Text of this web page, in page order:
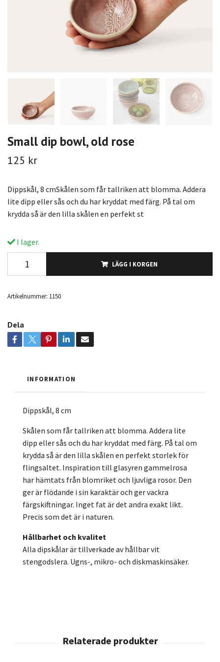
Small dip bowl, old rose
125 kr
Dippskål, 8 cmSkålen som får tallriken att blomma. Addera
lite dipp eller sås och du har kryddat med färg. På tal om
krydda så är den lilla skålen en perfekt st
I lager.
LÄGG I KORGEN
Artikelnummer: 1150
Dela
INFORMATION
Dippskål, 8 cm
Skålen som får tallriken att blomma. Addera lite
dipp eller sås och du har kryddat med färg. På tal om
krydda så är den lilla skålen en perfekt storlek för
flingsaltet. Inspiration till glasyren gammelrosa
har hämtats från blomriket och ljuvliga rosor. Den
ger är flödande i sin karaktär och ger vackra
färgskiftningar. Inget fat är det andra exakt likt.
Precis som det är i naturen.
Hållbarhet och kvalitet
Alla dipskålar är tillverkade av hållbar vit
stengodslera. Ugns-, mikro- och diskmaskinsäker.